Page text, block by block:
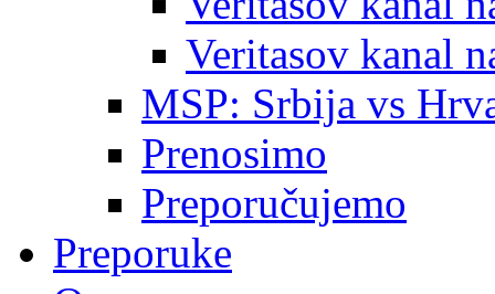
Veritasov kanal
MSP: Srbija vs
Prenosimo
Preporučujemo
Preporuke